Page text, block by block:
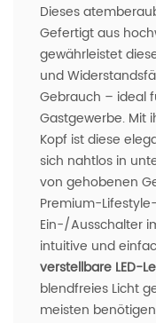
Dieses
Gefertigt aus
gewährleistet
und
Gebrauch – ideal
Gastgewerbe. Mit
Kopf ist diese
sich nahtlos in
von gehobenen
Premium-
Ein-/Ausschalter
intuitive und
verstellbare LED-
blendfreies Licht
meisten